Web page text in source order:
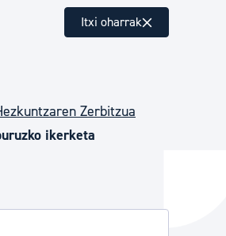
Itxi oharrak
Zerbitzua
ikerketa